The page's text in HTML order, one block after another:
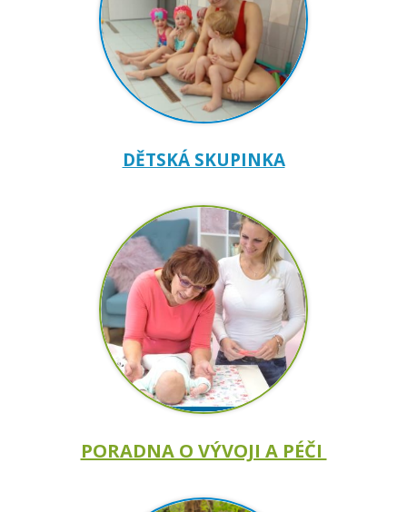
DĚTSKÁ SKUPINKA
PORADNA O VÝVOJI A PÉČI